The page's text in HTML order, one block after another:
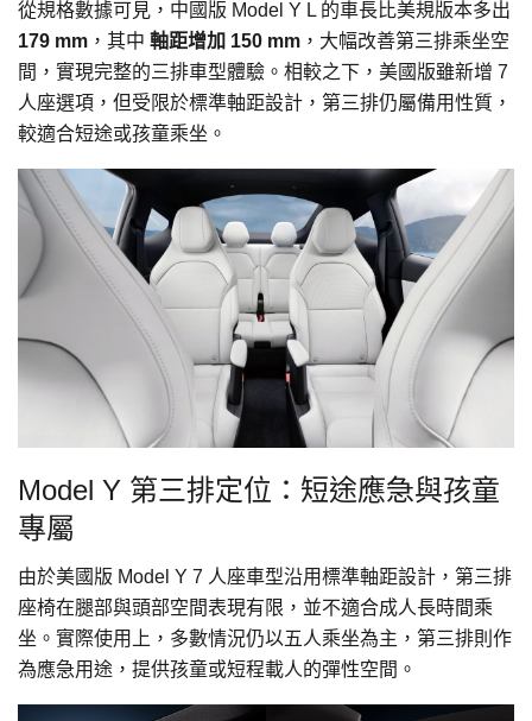
從規格數據可見，中國版 Model Y L 的車長比美規版本多出
179 mm ，其中 軸距增加 150 mm ，大幅改善第三排乘坐空
間，實現完整的三排車型體驗。相較之下，美國版雖新增 7
人座選項，但受限於標準軸距設計，第三排仍屬備用性質，
較適合短途或孩童乘坐。
Model Y 第三排定位：短途應急與孩童
專屬
由於美國版 Model Y 7 人座車型沿用標準軸距設計，第三排
座椅在腿部與頭部空間表現有限，並不適合成人長時間乘
坐。實際使用上，多數情況仍以五人乘坐為主，第三排則作
為應急用途，提供孩童或短程載人的彈性空間。